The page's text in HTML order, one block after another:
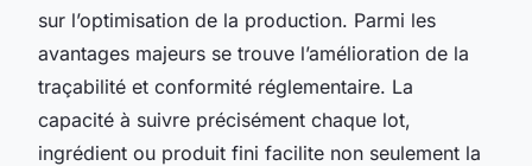
sur l’optimisation de la production. Parmi les
avantages majeurs se trouve l’amélioration de la
traçabilité et conformité réglementaire. La
capacité à suivre précisément chaque lot,
ingrédient ou produit fini facilite non seulement la